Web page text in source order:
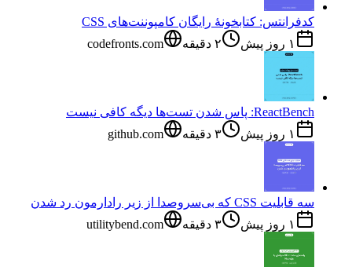
کدفرانتس: کتابخونهٔ رایگان کامپوننت‌های CSS
۱ روز پیش
۲ دقیقه codefronts.com
ReactBench: پاس شدن تست‌ها دیگه کافی نیست
۱ روز پیش
۳ دقیقه github.com
سه قابلیت CSS که بی‌سروصدا از زیر رادارمون رد شدن
۱ روز پیش
۳ دقیقه utilitybend.com